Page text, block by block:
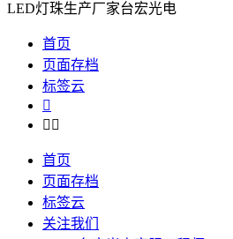
LED灯珠生产厂家台宏光电
首页
页面存档
标签云

 
首页
页面存档
标签云
关注我们